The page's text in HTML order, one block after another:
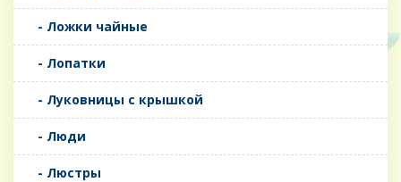
- Ложки чайные
- Лопатки
- Луковницы с крышкой
- Люди
- Люстры